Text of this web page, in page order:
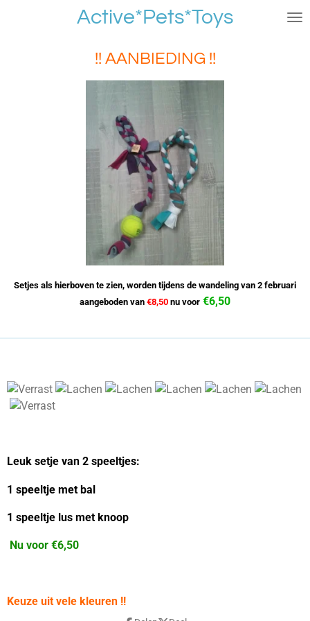
Active*Pets*Toys
!! AANBIEDING !!
Setjes als hierboven te zien, worden tijdens de wandeling van 2 februari
aangeboden van €8,50 nu voor €6,50
Leuk setje van 2 speeltjes:
1 speeltje met bal
1 speeltje lus met knoop
Nu voor €6,50
Keuze uit vele kleuren !!